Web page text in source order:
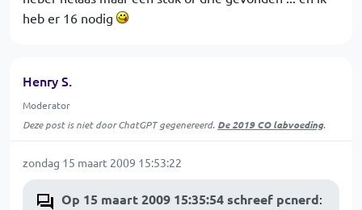
heb er 16 nodig
Henry S.
Moderator
Deze post is niet door ChatGPT gegenereerd. De 2019 CO labvoeding.
zondag 15 maart 2009 15:53:22
Op 15 maart 2009 15:35:54 schreef pcnerd: